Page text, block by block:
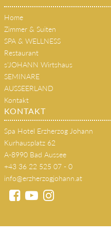
Home
Zimmer & Suiten
SPA & WELLNESS
Restaurant
s'JOHANN Wirtshaus
SEMINARE
AUSSEERLAND
Kontakt
KONTAKT
Spa Hotel Erzherzog Johann
Kurhausplatz 62
A-8990 Bad Aussee
+43 36 22 525 07 - 0
info@erzherzogjohann.at